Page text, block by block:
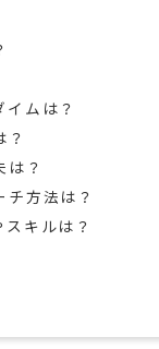
ムは？
？
方法は？
キルは？